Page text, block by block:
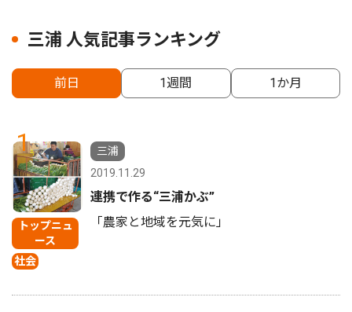
三浦 人気記事ランキング
前日 1週間 1か月
1
トップニュ
ース
社会
三浦
2019.11.29
連携で作る“三浦かぶ”
「農家と地域を元気に」